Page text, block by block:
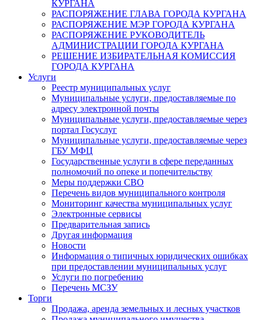
КУРГАНА
РАСПОРЯЖЕНИЕ ГЛАВА ГОРОДА КУРГАНА
РАСПОРЯЖЕНИЕ МЭР ГОРОДА КУРГАНА
РАСПОРЯЖЕНИЕ РУКОВОДИТЕЛЬ
АДМИНИСТРАЦИИ ГОРОДА КУРГАНА
РЕШЕНИЕ ИЗБИРАТЕЛЬНАЯ КОМИССИЯ
ГОРОДА КУРГАНА
Услуги
Реестр муниципальных услуг
Муниципальные услуги, предоставляемые по
адресу электронной почты
Муниципальные услуги, предоставляемые через
портал Госуслуг
Муниципальные услуги, предоставляемые через
ГБУ МФЦ
Государственные услуги в сфере переданных
полномочий по опеке и попечительству
Меры поддержки СВО
Перечень видов муниципального контроля
Мониторинг качества муниципальных услуг
Электронные сервисы
Предварительная запись
Другая информация
Новости
Информация о типичных юридических ошибках
при предоставлении муниципальных услуг
Услуги по погребению
Перечень МСЗУ
Торги
Продажа, аренда земельных и лесных участков